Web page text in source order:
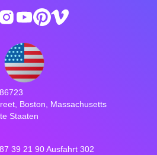
Boston, Massachusetts
Staaten
39 21 90 Ausfahrt 302